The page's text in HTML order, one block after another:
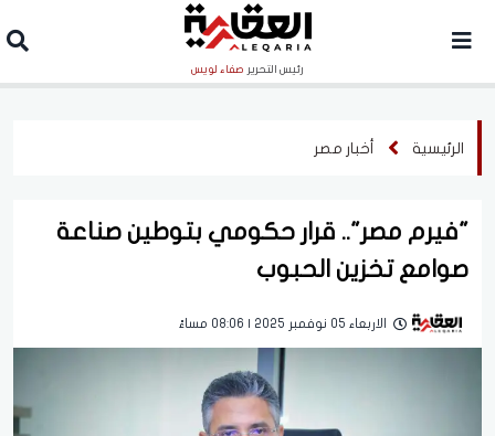
رئيس التحرير صفاء لويس
الرئيسية أخبار مصر
"فيرم مصر".. قرار حكومي بتوطين صناعة
صوامع تخزين الحبوب
الاربعاء 05 نوفمبر 2025 | 08:06 مساءً